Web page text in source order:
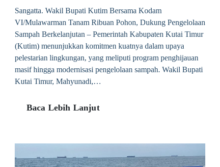
Sangatta. Wakil Bupati Kutim Bersama Kodam
VI/Mulawarman Tanam Ribuan Pohon, Dukung Pengelolaan
Sampah Berkelanjutan – Pemerintah Kabupaten Kutai Timur
(Kutim) menunjukkan komitmen kuatnya dalam upaya
pelestarian lingkungan, yang meliputi program penghijauan
masif hingga modernisasi pengelolaan sampah. Wakil Bupati
Kutai Timur, Mahyunadi,…
Baca Lebih Lanjut